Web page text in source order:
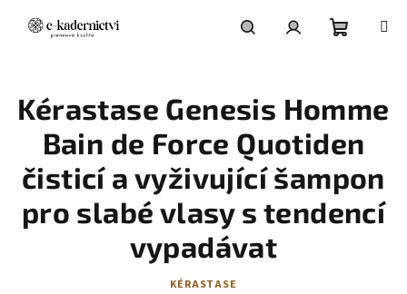
košík
Kérastase Genesis Homme
Bain de Force Quotiden
čisticí a vyživující šampon
pro slabé vlasy s tendencí
vypadávat
KÉRASTASE